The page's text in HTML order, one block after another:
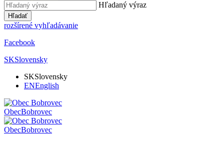
Hľadaný výraz
Hľadať
rozšírené vyhľadávanie
Facebook
SKSlovensky
SKSlovensky
ENEnglish
ObecBobrovec
ObecBobrovec